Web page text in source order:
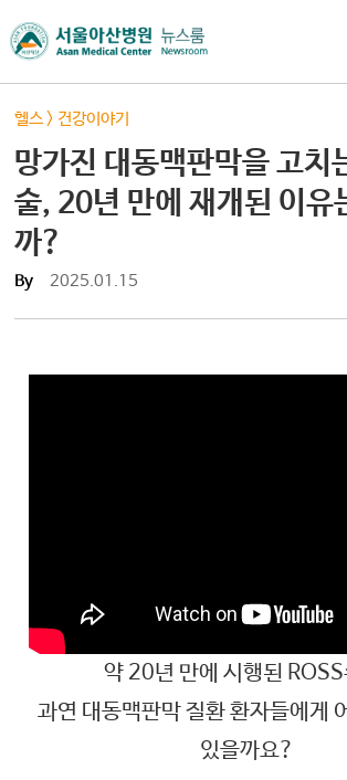
헬스 > 건강이야기
망가진 대동맥판막을 고치
술, 20년 만에 재개된 이유
까?
By 2025.01.15
약 20년 만에 시행된
과연 대동맥판막 질환 환자들에게
있을까요?